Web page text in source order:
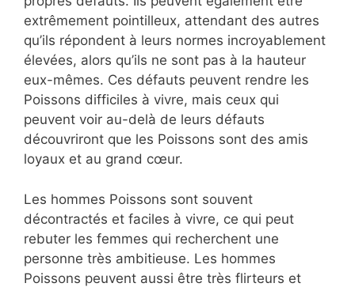
extrêmement pointilleux, attendant des autres
qu’ils répondent à leurs normes incroyablement
élevées, alors qu’ils ne sont pas à la hauteur
eux-mêmes. Ces défauts peuvent rendre les
Poissons difficiles à vivre, mais ceux qui
peuvent voir au-delà de leurs défauts
découvriront que les Poissons sont des amis
loyaux et au grand cœur.
Les hommes Poissons sont souvent
décontractés et faciles à vivre, ce qui peut
rebuter les femmes qui recherchent une
personne très ambitieuse. Les hommes
Poissons peuvent aussi être très flirteurs et